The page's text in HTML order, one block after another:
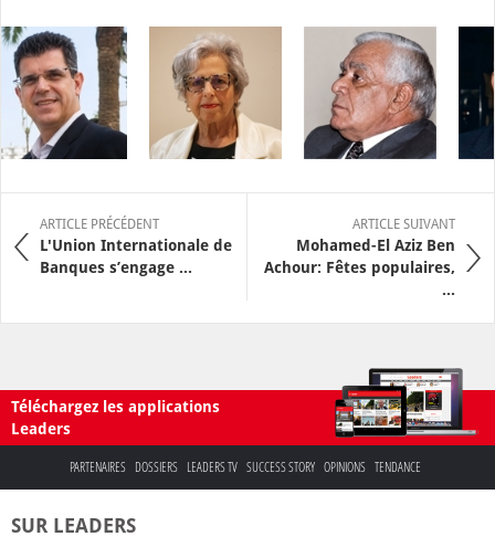
ARTICLE PRÉCÉDENT
L'Union Internationale de
Banques s’engage ...
ARTICLE SUIVANT
Mohamed-El Aziz Ben
Achour: Fêtes populaires,
...
Téléchargez les applications
Leaders
PARTENAIRES DOSSIERS LEADERS TV SUCCESS STORY OPINIONS TENDANCE
SUR LEADERS